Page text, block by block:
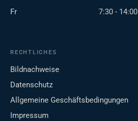
Fr
7:30 - 14:00
RECHTLICHES
Bildnachweise
Datenschutz
Allgemeine Geschäftsbedingungen
Impressum